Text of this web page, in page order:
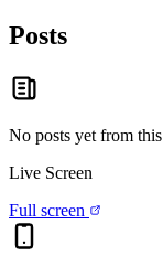
Posts
No posts yet from this
Live Screen
Full screen